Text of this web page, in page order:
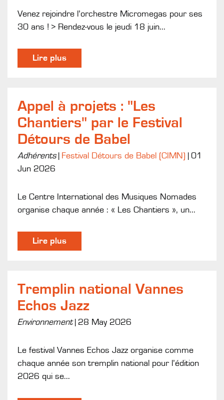
Venez rejoindre l’orchestre Micromegas pour ses
30 ans ! > Rendez-vous le jeudi 18 juin...
Lire plus
Appel à projets : "Les
Chantiers" par le Festival
Détours de Babel
Adhérents Festival Détours de Babel (CIMN)
01
Jun 2026
Le Centre International des Musiques Nomades
organise chaque année : « Les Chantiers », un...
Lire plus
Tremplin national Vannes
Echos Jazz
Environnement 28 May 2026
Le festival Vannes Echos Jazz organise comme
chaque année son tremplin national pour l’édition
2026 qui se...